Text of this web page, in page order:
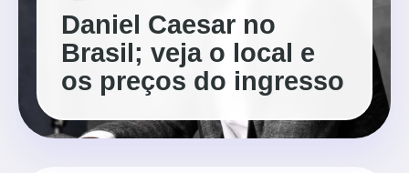
Daniel Caesar no
Brasil; veja o local e
os preços do ingresso